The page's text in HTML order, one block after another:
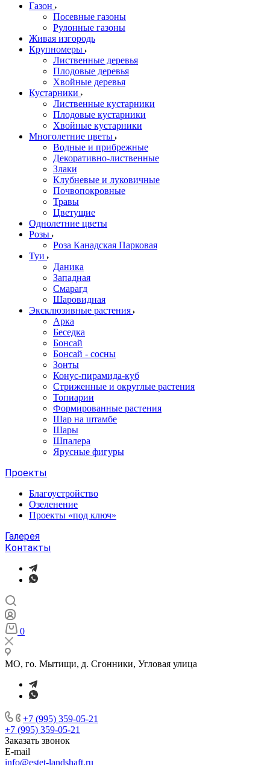
Газон
Посевные газоны
Рулонные газоны
Живая изгородь
Крупномеры
Лиственные деревья
Плодовые деревья
Хвойные деревья
Кустарники
Лиственные кустарники
Плодовые кустарники
Хвойные кустарники
Многолетние цветы
Водные и прибрежные
Декоративно-лиственные
Злаки
Клубневые и луковичные
Почвопокровные
Травы
Цветущие
Однолетние цветы
Розы
Роза Канадская Парковая
Туи
Даника
Западная
Смарагд
Шаровидная
Эксклюзивные растения
Арка
Беседка
Бонсай
Бонсай - сосны
Зонты
Конус-пирамида-куб
Стриженные и округлые растения
Топиарии
Формированные растения
Шар на штамбе
Шары
Шпалера
Ярусные фигуры
Проекты
Благоустройство
Озеленение
Проекты «под ключ»
Галерея
Контакты
0
МО, го. Мытищи, д. Сгонники, Угловая улица
+7 (995) 359-05-21
+7 (995) 359-05-21
Заказать звонок
E-mail
info@estet-landshaft.ru